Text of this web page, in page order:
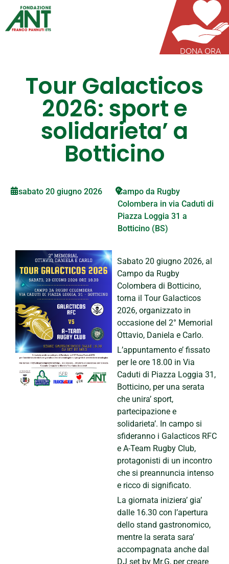
DONA ORA
Tour Galacticos
2026: sport e
solidarieta’ a
Botticino
sabato 20 giugno 2026
Campo da Rugby
Colombera in via Caduti di
Piazza Loggia 31 a
Botticino (BS)
Sabato 20 giugno 2026, al
Campo da Rugby
Colombera di Botticino,
torna il Tour Galacticos
2026, organizzato in
occasione del 2° Memorial
Ottavio, Daniela e Carlo.
L’appuntamento e’ fissato
per le ore 18.00 in Via
Caduti di Piazza Loggia 31,
Botticino, per una serata
che unira’ sport,
partecipazione e
solidarieta’. In campo si
sfideranno i Galacticos RFC
e A-Team Rugby Club,
protagonisti di un incontro
che si preannuncia intenso
e ricco di significato.
La giornata iniziera’ gia’
dalle 16.30 con l’apertura
dello stand gastronomico,
mentre la serata sara’
accompagnata anche dal
DJ set by Mr.G, per creare